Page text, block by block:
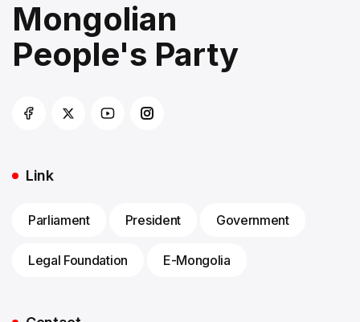
Mongolian
People's Party
Link
Parliament President Government
Legal Foundation E-Mongolia